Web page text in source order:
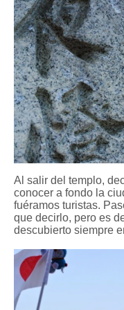
Al salir del templo,
conocer a fondo la
fuéramos turistas.
que decirlo, pero es
descubierto siempre